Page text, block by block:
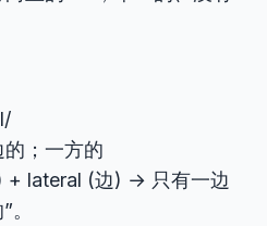
；一方的
+ lateral (边) → 只有一边